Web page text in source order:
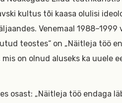
kultus tõi kaasa olulisi
Venemaal
teostes“ on „Näitleja töö
on olnud aluseks ka uuele
osast: „Näitleja töö endaga